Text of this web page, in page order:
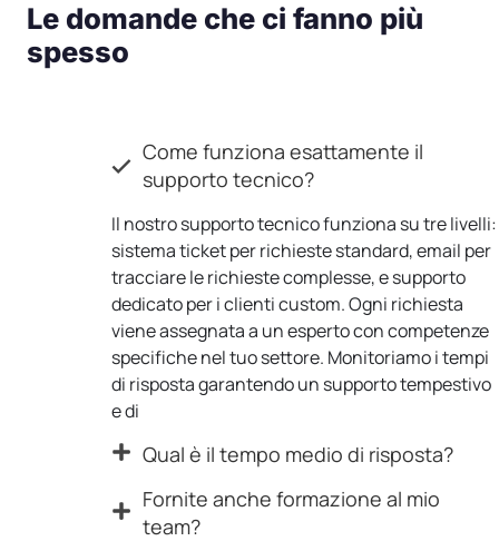
Le domande che ci fanno più
spesso
Come funziona esattamente il
supporto tecnico?
Il nostro supporto tecnico funziona su tre livelli:
sistema ticket per richieste standard, email per
tracciare le richieste complesse, e supporto
dedicato per i clienti custom. Ogni richiesta
viene assegnata a un esperto con competenze
specifiche nel tuo settore. Monitoriamo i tempi
di risposta garantendo un supporto tempestivo
e di
Qual è il tempo medio di risposta?
Fornite anche formazione al mio
team?